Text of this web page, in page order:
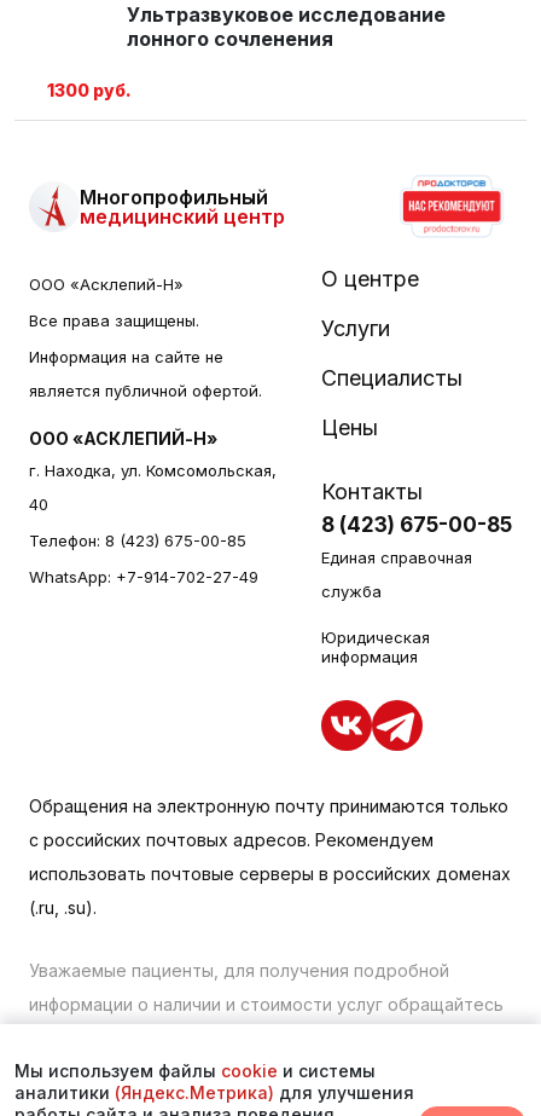
Ультразвуковое исследование
лонного сочленения
1300 руб.
Многопрофильный
медицинский центр
ООО «Асклепий-Н»
Все права защищены.
Информация на сайте не
является публичной офертой.
ООО «АСКЛЕПИЙ-Н»
г. Находка, ул. Комсомольская,
40
Телефон: 8 (423) 675-00-85
WhatsApp: +7-914-702-27-49
О центре
Услуги
Специалисты
Цены
Контакты
8 (423) 675-00-85
Единая справочная
служба
Юридическая
информация
Обращения на электронную почту принимаются только
с российских почтовых адресов. Рекомендуем
использовать почтовые серверы в российских доменах
(.ru, .su).
Уважаемые пациенты, для получения подробной
информации о наличии и стоимости услуг обращайтесь
связи или по телефону в Находке:+7 (423) 675-00-85
Мы используем файлы cookie и системы
аналитики (Яндекс.Метрика) для улучшения